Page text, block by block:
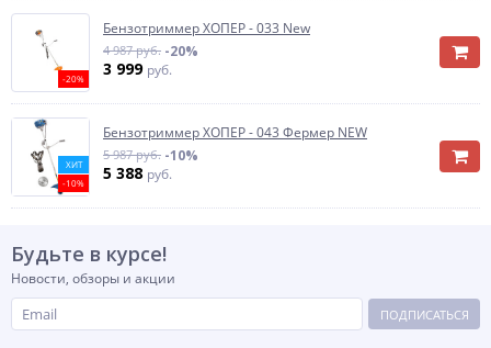
-20%
Бензотриммер ХОПЕР - 033 New
4 987 руб. -20%
3 999 руб.
ХИТ
-10%
Бензотриммер ХОПЕР - 043 Фермер NEW
5 987 руб. -10%
5 388 руб.
Будьте в курсе!
Новости, обзоры и акции
ПОДПИСАТЬСЯ